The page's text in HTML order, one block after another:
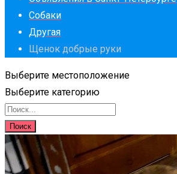
Собаки
Другая
Щенок добрые руки
Выберите местоположение
Выберите категорию
Поиск